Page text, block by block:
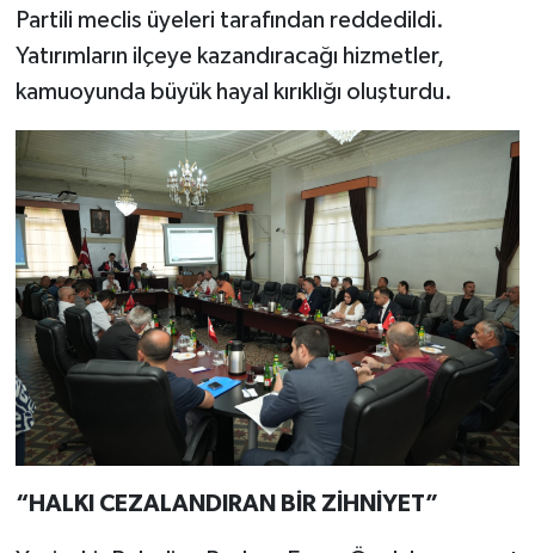
Partili meclis üyeleri tarafından reddedildi.
Yatırımların ilçeye kazandıracağı hizmetler,
kamuoyunda büyük hayal kırıklığı oluşturdu.
“HALKI CEZALANDIRAN BİR ZİHNİYET”